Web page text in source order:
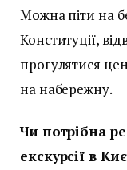
Можна піти на
Конституції,
прогулятися
на набережну.
Чи потрібна
екскурсії в